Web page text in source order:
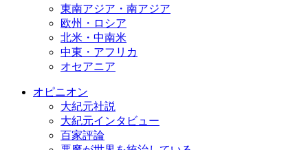
東南アジア・南アジア
欧州・ロシア
北米・中南米
中東・アフリカ
オセアニア
オピニオン
大紀元社説
大紀元インタビュー
百家評論